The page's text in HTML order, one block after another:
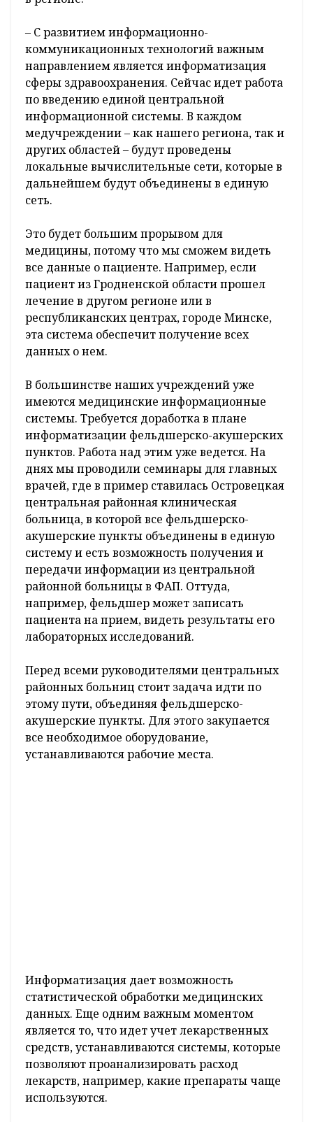
– С развитием информационно-
коммуникационных технологий важным
направлением является информатизация
сферы здравоохранения. Сейчас идет работа
по введению единой центральной
информационной системы. В каждом
медучреждении – как нашего региона, так и
других областей – будут проведены
локальные вычислительные сети, которые в
дальнейшем будут объединены в единую
сеть.
Это будет большим прорывом для
медицины, потому что мы сможем видеть
все данные о пациенте. Например, если
пациент из Гродненской области прошел
лечение в другом регионе или в
республиканских центрах, городе Минске,
эта система обеспечит получение всех
данных о нем.
В большинстве наших учреждений уже
имеются медицинские информационные
системы. Требуется доработка в плане
информатизации фельдшерско-акушерских
пунктов. Работа над этим уже ведется. На
днях мы проводили семинары для главных
врачей, где в пример ставилась Островецкая
центральная районная клиническая
больница, в которой все фельдшерско-
акушерские пункты объединены в единую
систему и есть возможность получения и
передачи информации из центральной
районной больницы в ФАП. Оттуда,
например, фельдшер может записать
пациента на прием, видеть результаты его
лабораторных исследований.
Перед всеми руководителями центральных
районных больниц стоит задача идти по
этому пути, объединяя фельдшерско-
акушерские пункты. Для этого закупается
все необходимое оборудование,
устанавливаются рабочие места.
Информатизация дает возможность
статистической обработки медицинских
данных. Еще одним важным моментом
является то, что идет учет лекарственных
средств, устанавливаются системы, которые
позволяют проанализировать расход
лекарств, например, какие препараты чаще
используются.